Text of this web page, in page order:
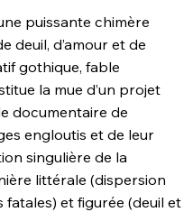
puissante chimère
deuil, d’amour et de
gothique, fable
la mue d’un projet
documentaire de
engloutis et de leur
singulière de la
littérale (dispersion
et figurée (deuil et